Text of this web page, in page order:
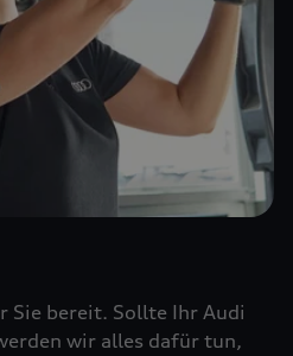
bereit. Sollte Ihr Audi
wir alles dafür tun,